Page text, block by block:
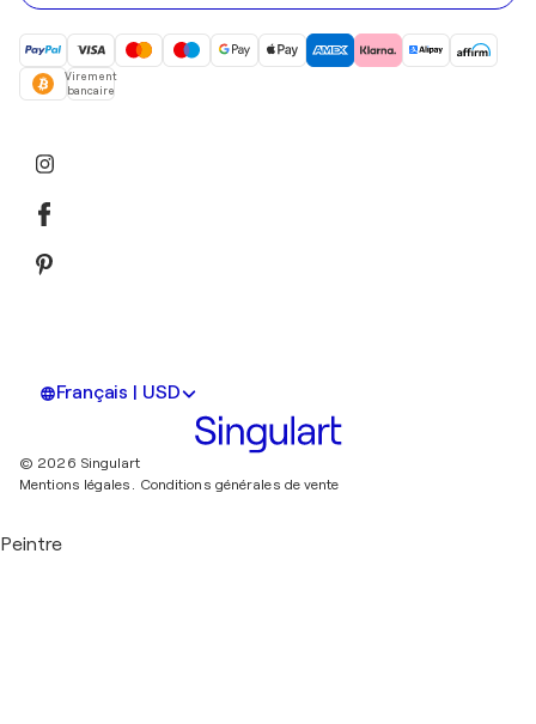
Virement
bancaire
Français | USD
© 2026 Singulart
Mentions légales. Conditions générales de vente
Peintre